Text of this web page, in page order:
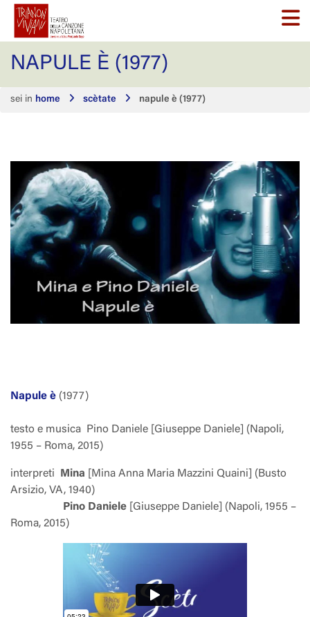
NAPULE È (1977)
sei in home scètate napule è (1977)
Napule è (1977)
testo e musica Pino Daniele [Giuseppe Daniele] (Napoli,
1955 – Roma, 2015)
interpreti Mina
[Mina Anna Maria Mazzini Quaini] (Busto
Arsizio, VA, 1940)
Pino Daniele
[Giuseppe Daniele] (Napoli, 1955 –
Roma, 2015)